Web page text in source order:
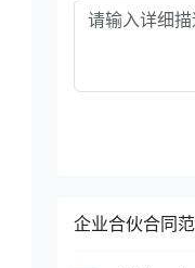
企业合伙合同